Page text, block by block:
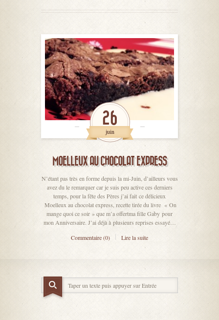
26
juin
MOELLEUX AU CHOCOLAT EXPRESS
N’étant pas très en forme depuis la mi-Juin, d’ailleurs vous
avez du le remarquer car je suis peu active ces derniers
temps, pour la fête des Pères j’ai fait ce délicieux
Moelleux au chocolat express, recette tirée du livre « On
mange quoi ce soir » que m’a offertma fille Gaby pour
mon Anniversaire. J’ai déjà à plusieurs reprises essayé…
Commentaire (0)
Lire la suite